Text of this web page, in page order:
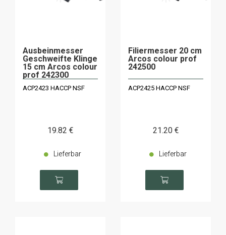
Ausbeinmesser
Geschweifte Klinge
15 cm Arcos colour
prof 242300
ACP2423 HACCP NSF
19.82 €
Lieferbar
Filiermesser 20 cm
Arcos colour prof
242500
ACP2425 HACCP NSF
21.20 €
Lieferbar